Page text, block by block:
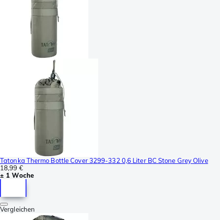
Tatonka Thermo Bottle Cover 3299-332 0,6 Liter BC Stone Grey Olive
18,99 €
± 1 Woche
Vergleichen